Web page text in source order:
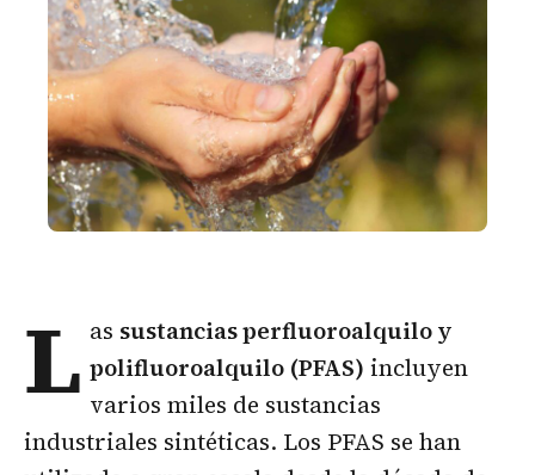
L as sustancias perfluoroalquilo y
polifluoroalquilo (PFAS) incluyen
varios miles de sustancias
industriales sintéticas. Los PFAS se han